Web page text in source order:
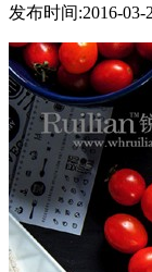
发布时间:2016-03-